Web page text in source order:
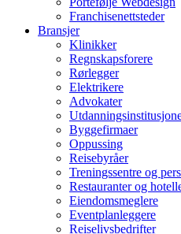
Franchisenettsteder
Bransjer
Klinikker
Regnskapsforere
Rørlegger
Elektrikere
Advokater
Byggefirmaer
Oppussing
Reisebyråer
Treningssentre og
Restauranter og
Eiendomsmeglere
Eventplanleggere
Reiselivsbedrifter